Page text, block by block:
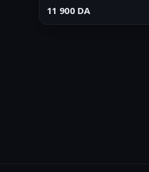
⁦11 900 DA⁩